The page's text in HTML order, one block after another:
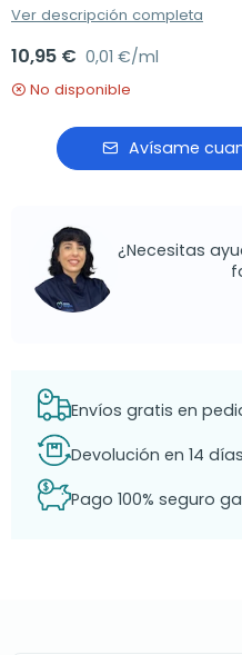
Ver descripción completa
10,95 € 0,01 €/ml
No disponible
Avísame
¿Necesitas
Envíos gratis en
Devolución en 14
Pago 100% seguro